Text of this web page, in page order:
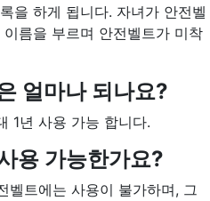
을 하게 됩니다. 자녀가 안전벨
름을 부르며 안전벨트가 미착
얼마나 되나요?
1년 사용 가능 합니다.
용 가능한가요?
벨트에는 사용이 불가하며, 그